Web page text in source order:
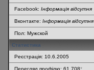
Facebook: Інформація відсутня
Вконтакте: Інформація відсутня
Пол: Мужской
Статистика
Реєстрація: 10.6.2005
Перегляд профілю: 61 708*